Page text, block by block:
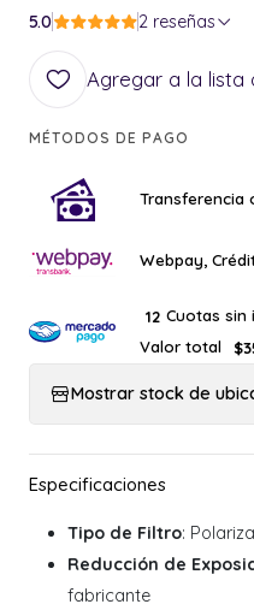
5.0 2 reseñas
Agregar a la lista
MÉTODOS DE PAGO
Transferencia
Webpay,
12 Cuotas sin
Valor total
Mostrar stock de
Tipo de Filtro:
Reducción de
fabricante